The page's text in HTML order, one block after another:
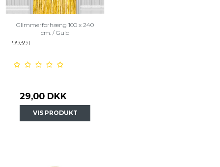
Glimmerforhæng 100 x 240
cm. / Guld
99391
29,00 DKK
VIS PRODUKT